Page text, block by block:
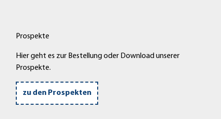
Prospekte
Hier geht es zur Bestellung oder Download unserer
Prospekte.
zu den Prospekten